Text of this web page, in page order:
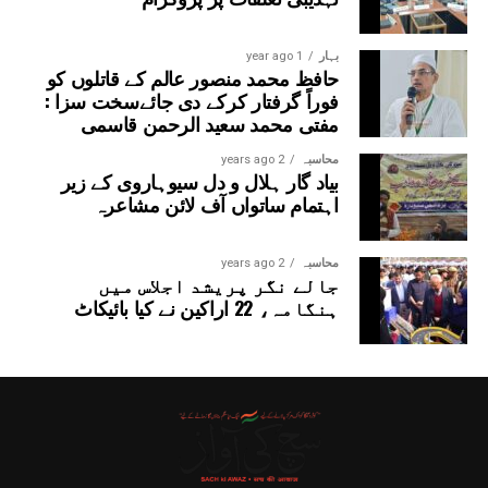
بہار 1 year ago
حافظ محمد منصور عالم کے قاتلوں کو
فوراً گرفتار کرکے دی جائےسخت سزا :
مفتی محمد سعید الرحمن قاسمی
محاسبہ 2 years ago
بیاد گار ہلال و دل سیوہاروی کے زیر
اہتمام ساتواں آف لائن مشاعرہ
محاسبہ 2 years ago
جالے نگر پریشد اجلاس میں
ہنگامہ، 22 اراکین نے کیا بائیکاٹ